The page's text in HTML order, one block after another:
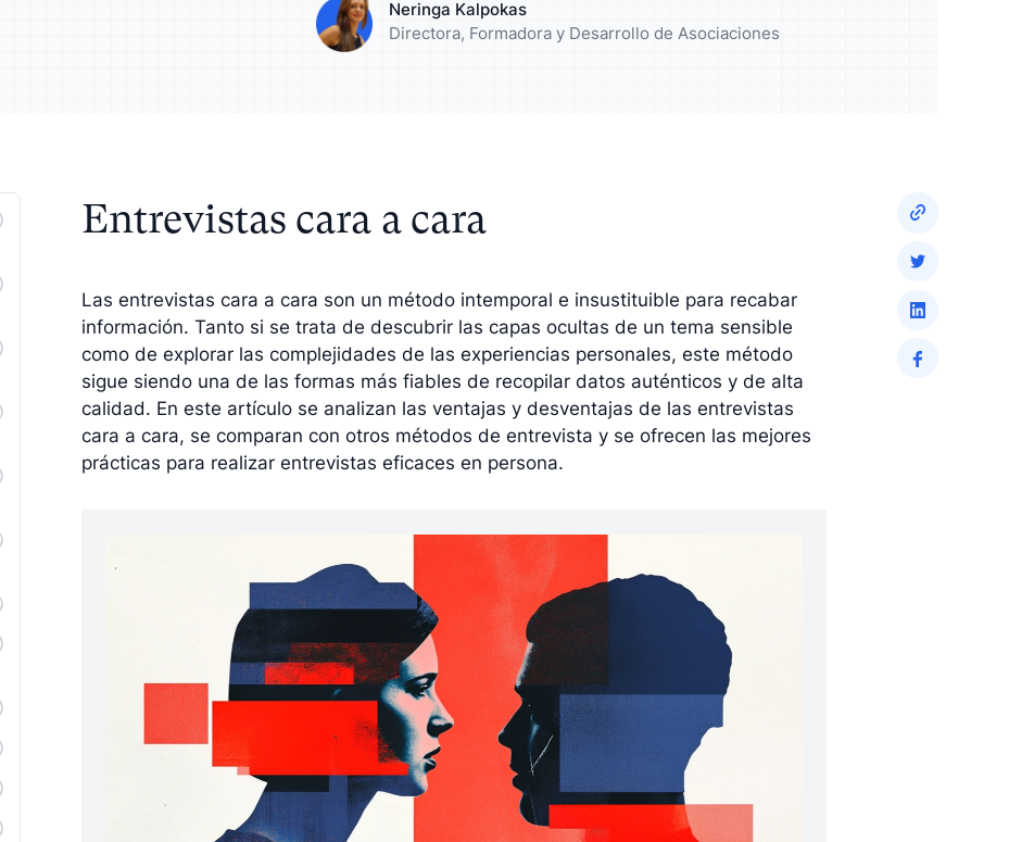
Entienda a su público y mejore
Enriquezca su análisis con
Neringa Kalpokas
Directora, Formadora y Desarrollo de Asociaciones
Entrevistas cara a cara
Las entrevistas cara a cara son un método intemporal e insustituible para recabar
información. Tanto si se trata de descubrir las capas ocultas de un tema sensible
como de explorar las complejidades de las experiencias personales, este método
sigue siendo una de las formas más fiables de recopilar datos auténticos y de alta
calidad. En este artículo se analizan las ventajas y desventajas de las entrevistas
cara a cara, se comparan con otros métodos de entrevista y se ofrecen las mejores
prácticas para realizar entrevistas eficaces en persona.